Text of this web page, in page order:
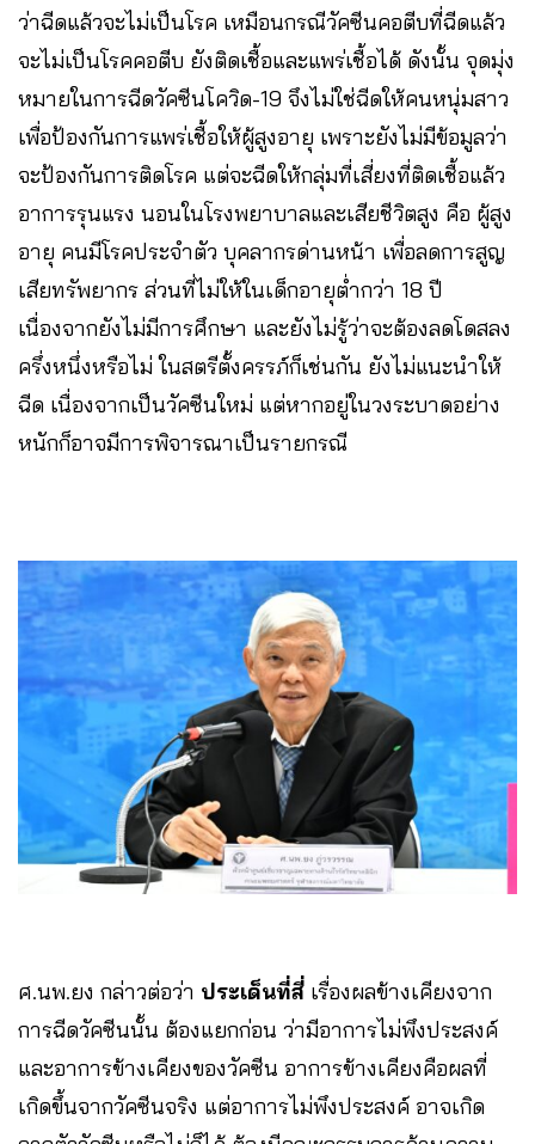
ว่าฉีดแล้วจะไม่เป็นโรค เหมือนกรณีวัคซีนคอตีบที่ฉีดแล้ว
จะไม่เป็นโรคคอตีบ ยังติดเชื้อและแพร่เชื้อได้ ดังนั้น จุดมุ่ง
หมายในการฉีดวัคซีนโควิด-19 จึงไม่ใช่ฉีดให้คนหนุ่มสาว
เพื่อป้องกันการแพร่เชื้อให้ผู้สูงอายุ เพราะยังไม่มีข้อมูลว่า
จะป้องกันการติดโรค แต่จะฉีดให้กลุ่มที่เสี่ยงที่ติดเชื้อแล้ว
อาการรุนแรง นอนในโรงพยาบาลและเสียชีวิตสูง คือ ผู้สูง
อายุ คนมีโรคประจำตัว บุคลากรด่านหน้า เพื่อลดการสูญ
เสียทรัพยากร ส่วนที่ไม่ให้ในเด็กอายุต่ำกว่า 18 ปี
เนื่องจากยังไม่มีการศึกษา และยังไม่รู้ว่าจะต้องลดโดสลง
ครึ่งหนึ่งหรือไม่ ในสตรีตั้งครรภ์ก็เช่นกัน ยังไม่แนะนำให้
ฉีด เนื่องจากเป็นวัคซีนใหม่ แต่หากอยู่ในวงระบาดอย่าง
หนักก็อาจมีการพิจารณาเป็นรายกรณี
ศ.นพ.ยง กล่าวต่อว่า ประเด็นที่สี่ เรื่องผลข้างเคียงจาก
การฉีดวัคซีนนั้น ต้องแยกก่อน ว่ามีอาการไม่พึงประสงค์
และอาการข้างเคียงของวัคซีน อาการข้างเคียงคือผลที่
เกิดขึ้นจากวัคซีนจริง แต่อาการไม่พึงประสงค์ อาจเกิด